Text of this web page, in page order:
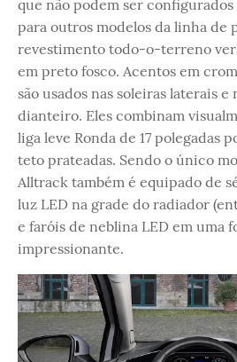
que não podem ser
para outros modelos da linha de
revestimento todo-o-terreno
em preto fosco. Acentos em
são usados ​​nas soleiras laterais
dianteiro. Eles combinam
liga leve Ronda de 17 polegadas
teto prateadas. Sendo o único
Alltrack também é equipado de
luz LED na grade do radiador
e faróis de neblina LED em uma
impressionante.